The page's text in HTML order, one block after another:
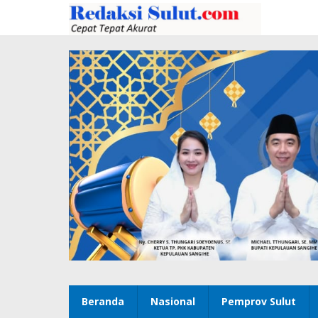
konten
Beranda Nasional Pemprov Sulut